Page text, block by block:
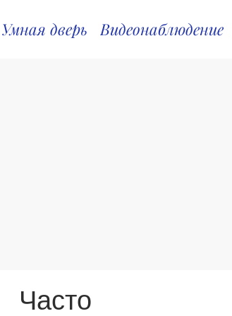
Умная дверь Видеонаблюдение
Часто